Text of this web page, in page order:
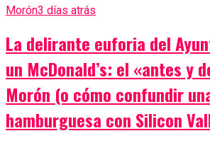
Morón3 días atrás
La delirante euforia del
un McDonald’s: el «antes y
Morón (o cómo confundir
hamburguesa con Silicon